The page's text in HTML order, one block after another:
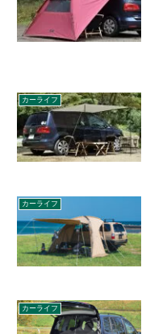
カーライフ
カーライフ
カーライフ